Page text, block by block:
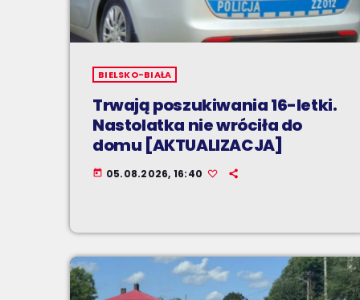
BIELSKO-BIAŁA
Trwają poszukiwania 16-letki.
Nastolatka nie wróciła do
domu [AKTUALIZACJA]
today 05.08.2026, 16:40